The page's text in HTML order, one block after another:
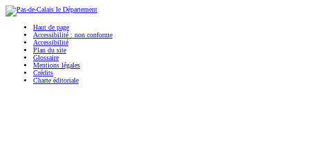
Haut de page
Accessibilité : non conforme
Accessibilité
Plan du site
Glossaire
Mentions légales
Crédits
Charte éditoriale